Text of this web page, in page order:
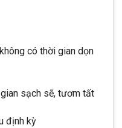
có thời gian dọn
sạch sẽ, tươm tất
định kỳ